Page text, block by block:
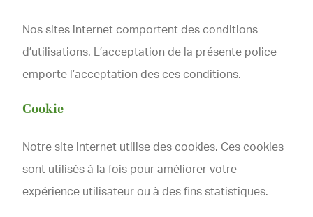
Nos sites internet comportent des conditions
d’utilisations. L’acceptation de la présente police
emporte l’acceptation des ces conditions.
Cookie
Notre site internet utilise des cookies. Ces cookies
sont utilisés à la fois pour améliorer votre
expérience utilisateur ou à des fins statistiques.